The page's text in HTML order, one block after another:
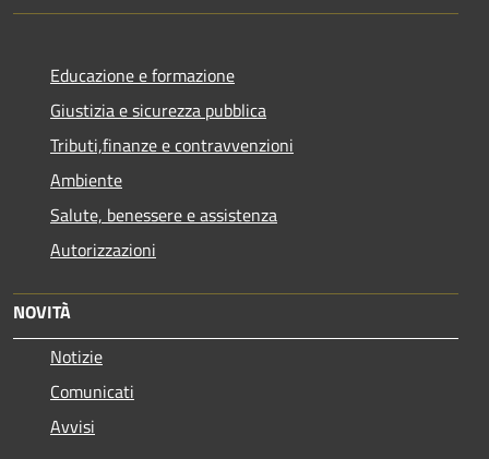
Educazione e formazione
Giustizia e sicurezza pubblica
Tributi,finanze e contravvenzioni
Ambiente
Salute, benessere e assistenza
Autorizzazioni
NOVITÀ
Notizie
Comunicati
Avvisi